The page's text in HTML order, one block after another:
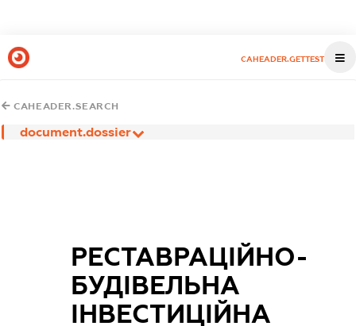
CAHEADER.GETTEST
CAHEADER.SEARCH
document.dossier
РЕСТАВРАЦІЙНО-
БУДІВЕЛЬНА
ІНВЕСТИЦІЙНА